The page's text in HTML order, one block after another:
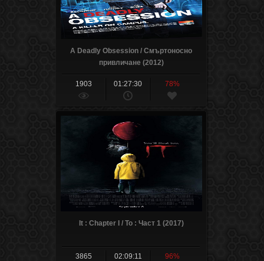
A Deadly Obsession / Смъртоносно
привличане (2012)
1903 01:27:30 78%
It : Chapter I / То : Част 1 (2017)
3865 02:09:11 96%